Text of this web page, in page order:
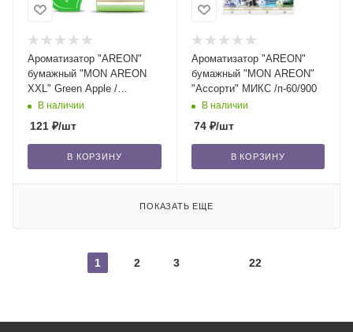
Ароматизатор "AREON"
бумажный "MON AREON
XXL" Green Apple /
уп-10/240
В наличии
121 ₽/шт
В КОРЗИНУ
Ароматизатор "AREON"
бумажный "MON AREON"
"Ассорти" МИКС /п-60/900
В наличии
74₽/шт
В КОРЗИНУ
ПОКАЗАТЬ ЕЩЕ
1 2 3 22